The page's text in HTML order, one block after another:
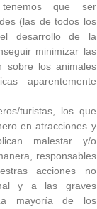
que ser
(las de todos los
desarrollo de la
minimizar las
sobre los animales
aparentemente
turistas, los que
en atracciones y
malestar y/o
responsables
acciones no
y a las graves
mayoría de los